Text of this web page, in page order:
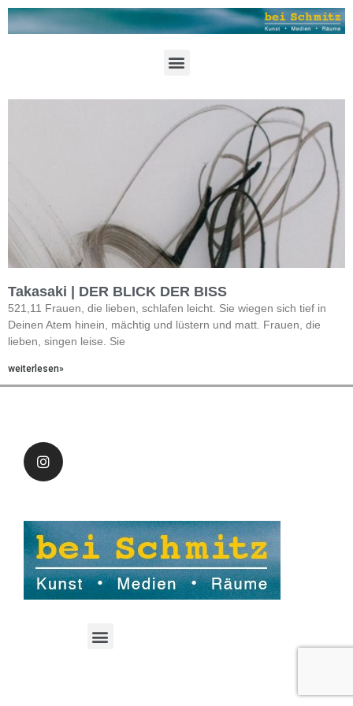
Takasaki | DER BLICK DER BISS
521,11 Frauen, die lieben, schlafen leicht. Sie wiegen sich tief in
Deinen Atem hinein, mächtig und lüstern und matt. Frauen, die
lieben, singen leise. Sie
weiterlesen»